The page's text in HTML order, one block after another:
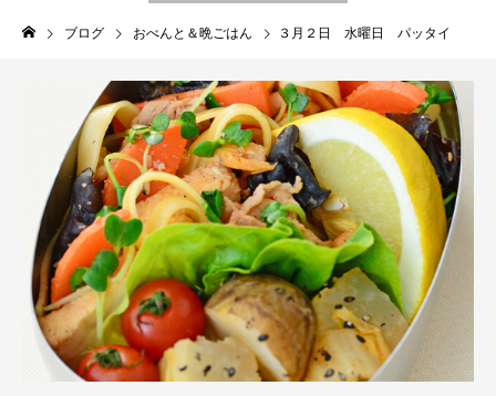
ブログ おべんと＆晩ごはん ３月２日 水曜日 パッタイ